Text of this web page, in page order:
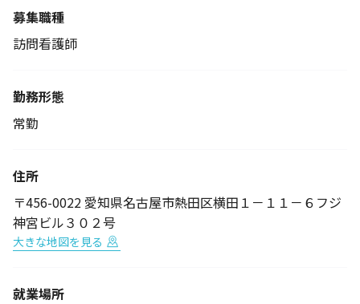
募集職種
訪問看護師
勤務形態
常勤
住所
〒456-0022 愛知県名古屋市熱田区横田１－１１－６フジ
神宮ビル３０２号
大きな地図を見る
就業場所